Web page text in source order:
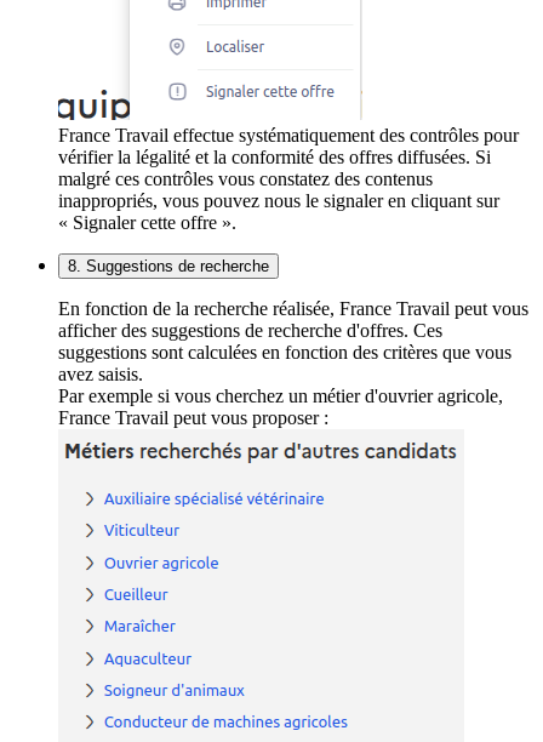
France Travail effectue systématiquement des contrôles pour
vérifier la légalité et la conformité des offres diffusées. Si
malgré ces contrôles vous constatez des contenus
inappropriés, vous pouvez nous le signaler en cliquant sur
« Signaler cette offre ».
8. Suggestions de recherche
En fonction de la recherche réalisée, France Travail peut vous
afficher des suggestions de recherche d'offres. Ces
suggestions sont calculées en fonction des critères que vous
avez saisis.
Par exemple si vous cherchez un métier d'ouvrier agricole,
France Travail peut vous proposer :